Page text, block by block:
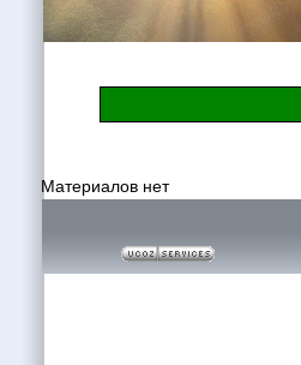
Материалов нет